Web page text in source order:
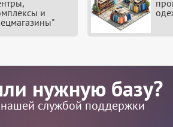
и
нужную базу?
нашей службой поддержки